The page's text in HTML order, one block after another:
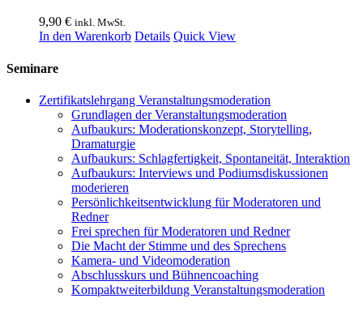
9,90 € inkl. MwSt.
In den Warenkorb Details Quick View
Seminare
Zertifikatslehrgang Veranstaltungsmoderation
Grundlagen der Veranstaltungsmoderation
Aufbaukurs: Moderationskonzept, Storytelling,
Dramaturgie
Aufbaukurs: Schlagfertigkeit, Spontaneität, Interaktion
Aufbaukurs: Interviews und Podiumsdiskussionen
moderieren
Persönlichkeitsentwicklung für Moderatoren und
Redner
Frei sprechen für Moderatoren und Redner
Die Macht der Stimme und des Sprechens
Kamera- und Videomoderation
Abschlusskurs und Bühnencoaching
Kompaktweiterbildung Veranstaltungsmoderation